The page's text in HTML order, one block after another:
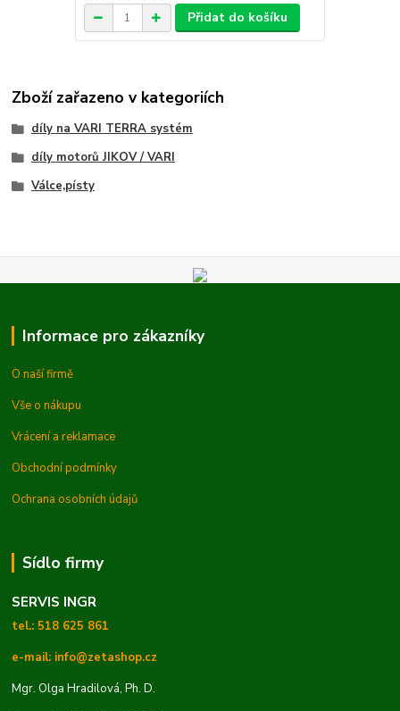
Přidat do košíku
Zboží zařazeno v kategoriích
díly na VARI TERRA systém
díly motorů JIKOV / VARI
Válce,písty
Informace pro zákazníky
O naší firmě
Vše o nákupu
Vrácení a reklamace
Obchodní podmínky
Ochrana osobních údajů
Sídlo firmy
SERVIS INGR
tel.: 518 625 861
e-mail: info@zetashop.cz
Mgr. Olga Hradilová, Ph. D.